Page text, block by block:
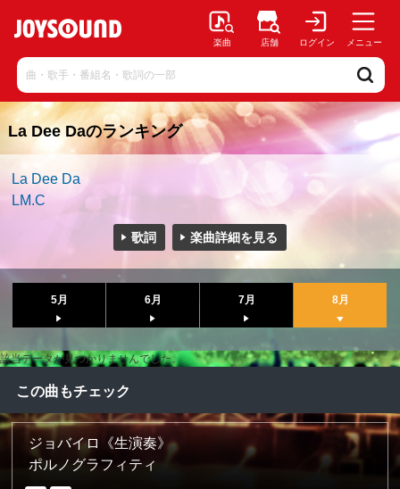
楽曲 店舗 ログイン メニュー
La Dee Daのランキング
La Dee Da
LM.C
歌詞 楽曲詳細を見る
5月 6月 7月 8月
該当データが見つかりませんでした。
この曲もチェック
ジョバイロ《生演奏》
ポルノグラフィティ